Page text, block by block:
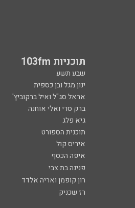
תוכניות 103fm
שבע תשע
ינון מגל ובן כספית
אראל סג"ל ואיל ברקוביץ'
ברק סרי ואלי אוחנה
גיא פלג
תוכנית הספורט
איריס קול
איפה הכסף
פנינה בת צבי
רון קופמן ואריה אלדד
רז שכניק